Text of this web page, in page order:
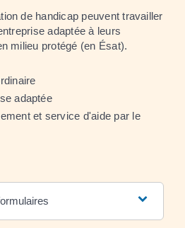
de handicap peuvent travailler
adaptée à leurs
milieu protégé (en Ésat).
adaptée
et service d'aide par le